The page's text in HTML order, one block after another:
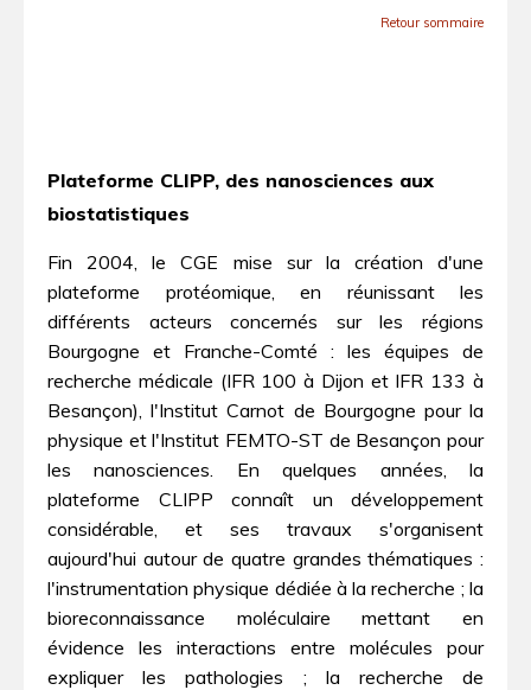
Retour sommaire
Plateforme CLIPP, des nanosciences aux
biostatistiques
Fin 2004, le CGE mise sur la création d'une
plateforme protéomique, en réunissant les
différents acteurs concernés sur les régions
Bourgogne et Franche-Comté : les équipes de
recherche médicale (IFR 100 à Dijon et IFR 133 à
Besançon), l'Institut Carnot de Bourgogne pour la
physique et l'Institut FEMTO-ST de Besançon pour
les nanosciences. En quelques années, la
plateforme CLIPP connaît un développement
considérable, et ses travaux s'organisent
aujourd'hui autour de quatre grandes thématiques :
l'instrumentation physique dédiée à la recherche ; la
bioreconnaissance moléculaire mettant en
évidence les interactions entre molécules pour
expliquer les pathologies ; la recherche de